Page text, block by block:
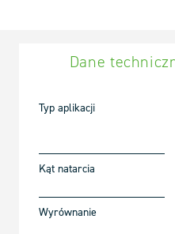
Dane
Typ aplikacji
Kąt natarcia
Wyrównanie